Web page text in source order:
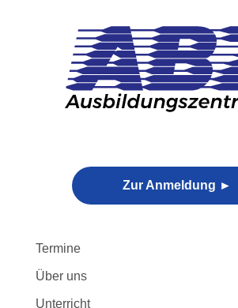
Zur Anmeldung ►
Termine
Über uns
Unterricht